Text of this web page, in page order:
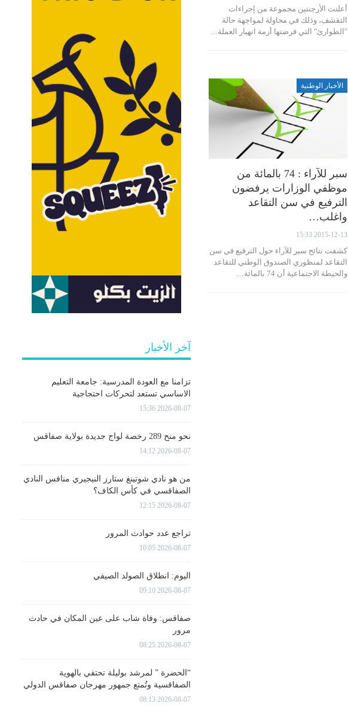
أعلنت الأرجنتين مجموعة من إجراءات
التقشف، وذلك في محاولة لمواجهة حالة
"الطوارئ" التي فرضتها أزمة انهيار العملة…
الأخبار الوطنية
سبر للآراء : 74 بالمائة من
موظفي الوزارات يرفضون
الترفيع في سن التقاعد
واغلب…
2015-12-13 15:33
كشفت نتائج سبر للآراء حول الترفيع في سن
التقاعد لمنظوري الصندوق الوطني للتقاعد
والحيطة الاجتماعية أن 74 بالمائة…
آخر الأخبار
تزامنا مع العودة المدرسية: جامعة التعليم
الاساسي تستعد لتحركات احتجاجية
2026-08-07 15:36
نحو منح 289 رخصة لواج جديدة بولاية صفاقس
2026-08-07 14:12
من هو نادي شوتينغ ستارز النيجيري منافس النادي
الصفاقسي في كأس الكاف؟
2026-08-07 12:15
تراجع عدد حوادث المرور
2026-08-07 10:05
اليوم: انطلاق الصولد الصيفي
2026-08-07 09:10
صفاقس: وفاة شاب على عين المكان في حادث
مرور
2026-08-07 08:25
“الحضرة ” لمرشد بوليلة تحتفي بالهوية
الصفاقسية وتُمتع جمهور مهرجان صفاقس الدولي
2026-08-07 08:13